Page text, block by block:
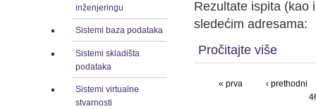
inženjeringu
Sistemi baza podataka
Sistemi skladišta
podataka
Sistemi virtualne
stvarnosti
Rezultate ispita (kao
sledećim adresama:
Pročitajte više
« prva
‹ prethodni